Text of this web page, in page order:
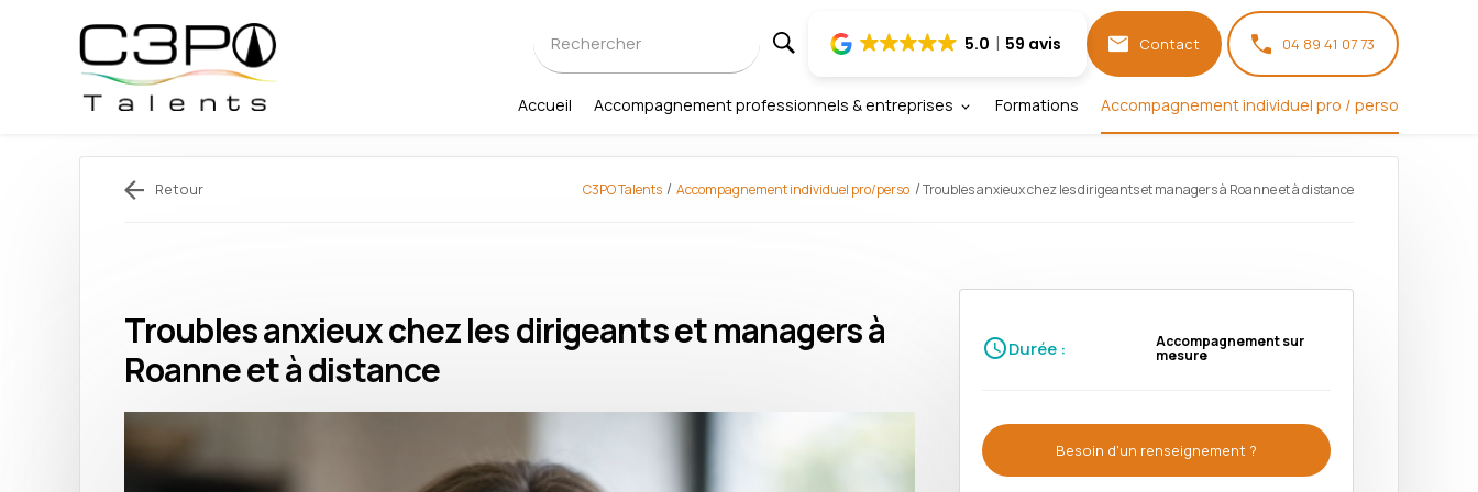
Rechercher 5.0 59 avis Contact 04 89 41 07 73
Accueil Accompagnement professionnels & entreprises Formations Accompagnement individuel pro / perso
C3PO Talents Accompagnement individuel pro/perso Troubles anxieux chez les dirigeants et managers à Roanne et à distance
Retour
Troubles anxieux chez les dirigeants et managers à
Roanne et à distance
scheduleDurée : Accompagnement sur
mesure
Besoin d'un renseignement ?